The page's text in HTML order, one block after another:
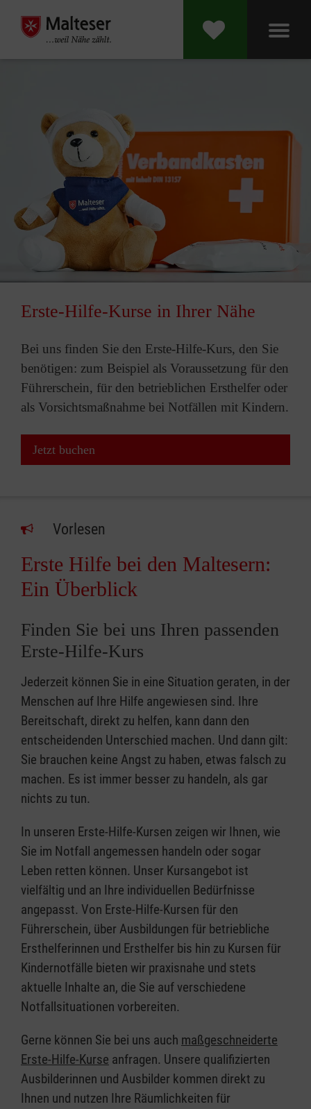
Erste-Hilfe-Kurse in Ihrer Nähe
Bei uns finden Sie den Erste-Hilfe-Kurs, den Sie
benötigen: zum Beispiel als Voraussetzung für den
Führerschein, für den betrieblichen Ersthelfer oder
als Vorsichtsmaßnahme bei Notfällen mit Kindern.
Jetzt buchen
Vorlesen
Erste Hilfe bei den Maltesern:
Ein Überblick
Finden Sie bei uns Ihren passenden
Erste-Hilfe-Kurs
Jederzeit können Sie in eine Situation geraten, in der
Menschen auf Ihre Hilfe angewiesen sind. Ihre
Bereitschaft, direkt zu helfen, kann dann den
entscheidenden Unterschied machen. Und dann gilt:
Sie brauchen keine Angst zu haben, etwas falsch zu
machen. Es ist immer besser zu handeln, als gar
nichts zu tun.
In unseren Erste-Hilfe-Kursen zeigen wir Ihnen, wie
Sie im Notfall angemessen handeln oder sogar
Leben retten können. Unser Kursangebot ist
vielfältig und an Ihre individuellen Bedürfnisse
angepasst. Von Erste-Hilfe-Kursen für den
Führerschein, über Ausbildungen für betriebliche
Ersthelferinnen und Ersthelfer bis hin zu Kursen für
Kindernotfälle bieten wir praxisnahe und stets
aktuelle Inhalte an, die Sie auf verschiedene
Notfallsituationen vorbereiten.
Gerne können Sie bei uns auch maßgeschneiderte
Erste-Hilfe-Kurse anfragen. Unsere qualifizierten
Ausbilderinnen und Ausbilder kommen direkt zu
Ihnen und nutzen Ihre Räumlichkeiten für